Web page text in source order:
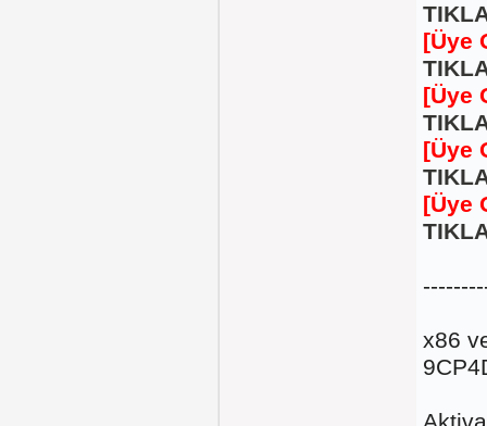
[Üye
[Üye
[Üye
[Üye
x86